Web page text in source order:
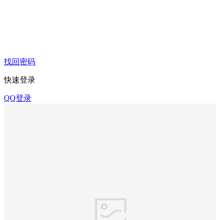
找回密码
快速登录
QQ登录